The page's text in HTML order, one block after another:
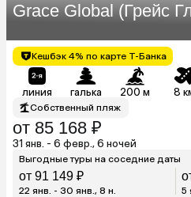
Grace Global (Грейс
Кешбэк 4% по карте Т-Банка
линия галька 200 м 8
Собственный пляж
от 85 168 ₽
31 янв. - 6 февр., 6 ночей
Выгодные туры на соседние даты
от 91 149 ₽
22 янв. - 30 янв., 8 н. 5